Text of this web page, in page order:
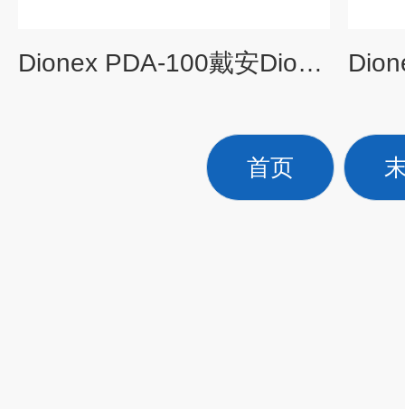
Dionex PDA-100戴安Dionex PDA-100 氘灯 戴安氘灯
首页